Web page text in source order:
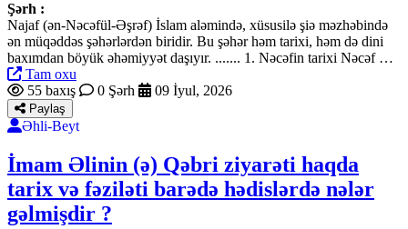
Şərh :
Najaf (ən-Nəcəfül-Əşrəf) İslam aləmində, xüsusilə şiə məzhəbində
ən müqəddəs şəhərlərdən biridir. Bu şəhər həm tarixi, həm də dini
baxımdan böyük əhəmiyyət daşıyır. ....... 1. Nəcəfin tarixi Nəcəf …
Tam oxu
55 baxış
0 Şərh 09 İyul, 2026
Paylaş
Əhli-Beyt
İmam Əlinin (ə) Qəbri ziyarəti haqda
tarix və fəziləti barədə hədislərdə nələr
gəlmişdir ?